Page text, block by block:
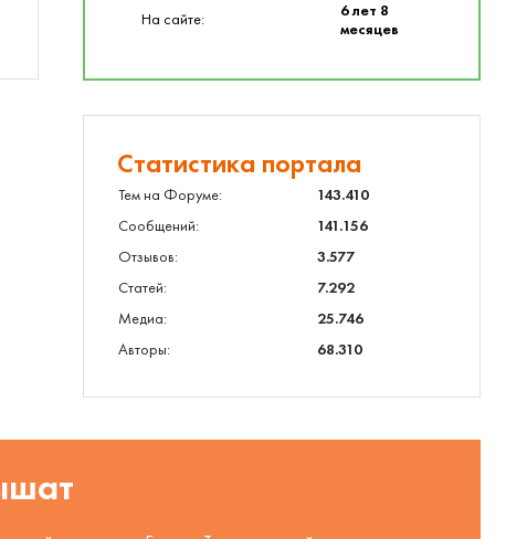
На сайте:
6 лет 8
месяцев
Статистика портала
Тем на Форуме:
143.410
Сообщений:
141.156
Отзывов:
3.577
Статей:
7.292
Медиа:
25.746
Авторы:
68.310